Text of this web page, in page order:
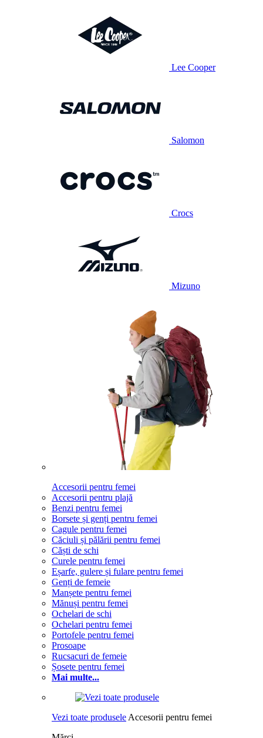
Lee Cooper
Salomon
Crocs
Mizuno
Accesorii pentru femei
Accesorii pentru plajă
Benzi pentru femei
Borsete și genți pentru femei
Cagule pentru femei
Căciuli și pălării pentru femei
Căști de schi
Curele pentru femei
Eșarfe, gulere și fulare pentru femei
Genți de femeie
Manșete pentru femei
Mănuși pentru femei
Ochelari de schi
Ochelari pentru femei
Portofele pentru femei
Prosoape
Rucsacuri de femeie
Șosete pentru femei
Mai multe...
Vezi toate produsele Accesorii pentru femei